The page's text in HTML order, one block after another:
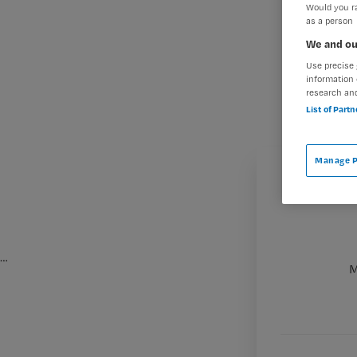
…
Would you
as a person
We and
Use
information
research
List of
Manage